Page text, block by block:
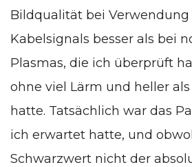
Bildqualität bei Verwendung
Kabelsignals besser als bei
Plasmas, die ich überprüft
ohne viel Lärm und heller
hatte. Tatsächlich war das
ich erwartet hatte, und
Schwarzwert nicht der